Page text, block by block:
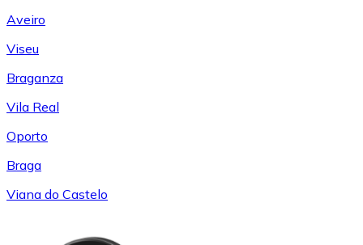
Aveiro
Viseu
Braganza
Vila Real
Oporto
Braga
Viana do Castelo